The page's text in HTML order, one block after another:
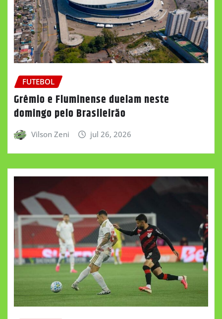
FUTEBOL
Grêmio e Fluminense duelam neste
domingo pelo Brasileirão
Vilson Zeni jul 26, 2026